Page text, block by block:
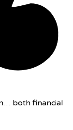
both financial